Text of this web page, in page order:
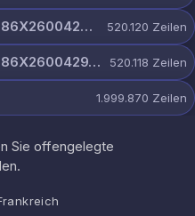
ULP MIX UHQ #12_part3_520086X2600429_@dextercloud7.txt 520.120 Zeilen
ULP MIX UHQ #12_part2_520086X2600429_@dextercloud7.txt 520.118 Zeilen
1.999.870 Zeilen
Sie offengelegte